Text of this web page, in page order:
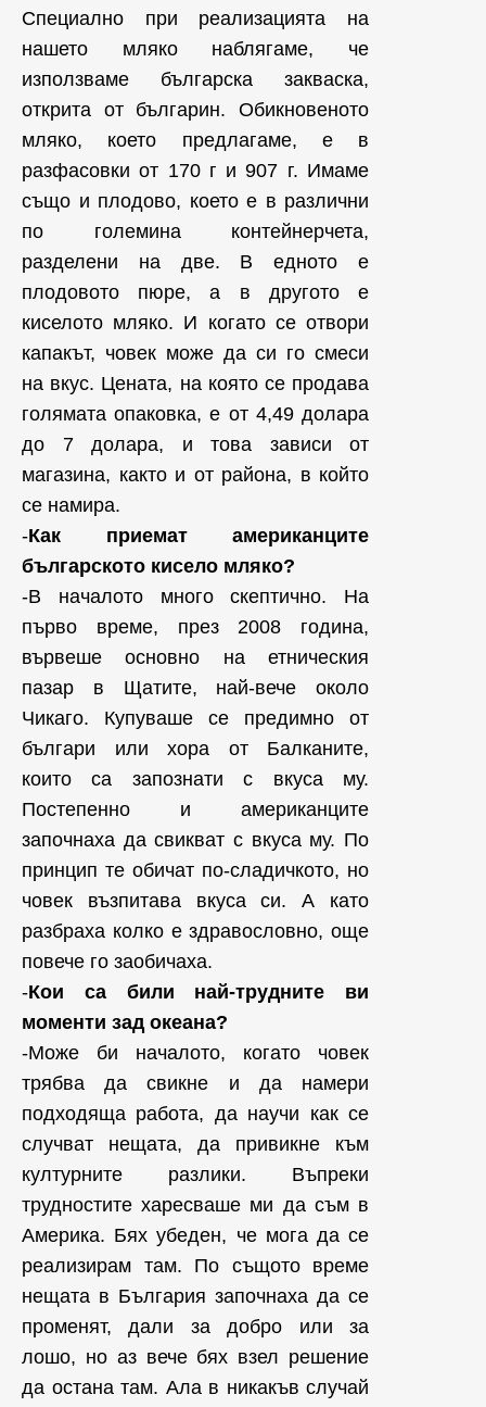
Специално при реализацията на
нашето мляко наблягаме, че
използваме българска закваска,
открита от българин. Обикновеното
мляко, което предлагаме, е в
разфасовки от 170 г и 907 г. Имаме
също и плодово, което е в различни
по големина контейнерчета,
разделени на две. В едното е
плодовото пюре, а в другото е
киселото мляко. И когато се отвори
капакът, човек може да си го смеси
на вкус. Цената, на която се продава
голямата опаковка, е от 4,49 долара
до 7 долара, и това зависи от
магазина, както и от района, в който
се намира.
-Как приемат американците
българското кисело мляко?
-В началото много скептично. На
първо време, през 2008 година,
вървеше основно на етническия
пазар в Щатите, най-вече около
Чикаго. Купуваше се предимно от
българи или хора от Балканите,
които са запознати с вкуса му.
Постепенно и американците
започнаха да свикват с вкуса му. По
принцип те обичат по-сладичкото, но
човек възпитава вкуса си. А като
разбраха колко е здравословно, още
повече го заобичаха.
-Кои са били най-трудните ви
моменти зад океана?
-Може би началото, когато човек
трябва да свикне и да намери
подходяща работа, да научи как се
случват нещата, да привикне към
културните разлики. Въпреки
трудностите харесваше ми да съм в
Америка. Бях убеден, че мога да се
реализирам там. По същото време
нещата в България започнаха да се
променят, дали за добро или за
лошо, но аз вече бях взел решение
да остана там. Ала в никакъв случай